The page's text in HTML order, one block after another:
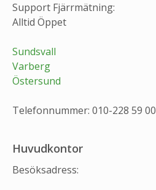
Support Fjärrmätning:
Alltid Öppet
Sundsvall
Varberg
Östersund
Telefonnummer: 010-228 59 00
Huvudkontor
Besöksadress: